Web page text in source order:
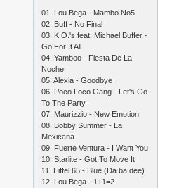
01. Lou Bega - Mambo No5
02. Buff - No Final
03. K.O.'s feat. Michael Buffer -
Go For It All
04. Yamboo - Fiesta De La
Noche
05. Alexia - Goodbye
06. Poco Loco Gang - Let's Go
To The Party
07. Maurizzio - New Emotion
08. Bobby Summer - La
Mexicana
09. Fuerte Ventura - I Want You
10. Starlite - Got To Move It
11. Eiffel 65 - Blue (Da ba dee)
12. Lou Bega - 1+1=2